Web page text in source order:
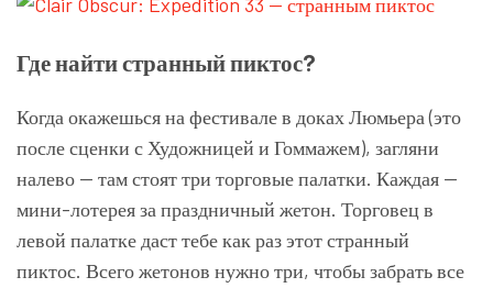
Где найти странный пиктос?
Когда окажешься на фестивале в доках Люмьера (это
после сценки с Художницей и Гоммажем), загляни
налево — там стоят три торговые палатки. Каждая —
мини-лотерея за праздничный жетон. Торговец в
левой палатке даст тебе как раз этот странный
пиктос. Всего жетонов нужно три, чтобы забрать все